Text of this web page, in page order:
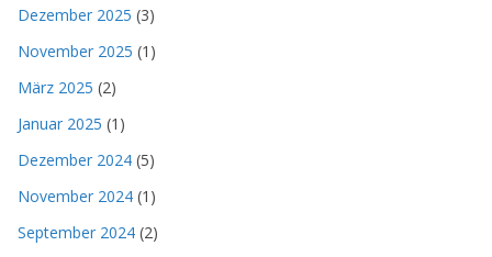
Dezember 2025 (3)
November 2025 (1)
März 2025 (2)
Januar 2025 (1)
Dezember 2024 (5)
November 2024 (1)
September 2024 (2)